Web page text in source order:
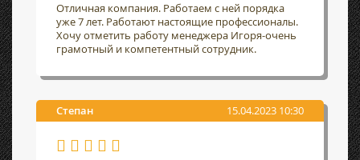
Отличная компания. Работаем с ней порядка
уже 7 лет. Работают настоящие профессионалы.
Хочу отметить работу менеджера Игоря-очень
грамотный и компетентный сотрудник.
Степан 15.04.2023 10:30